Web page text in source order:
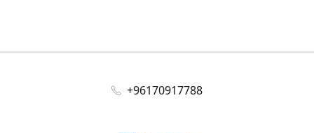
+96170917788